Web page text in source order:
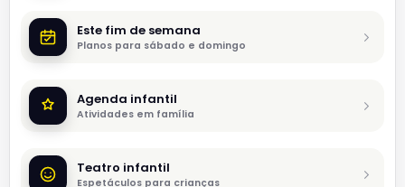
Este fim de semana
Planos para sábado e domingo
Agenda infantil
Atividades em família
Teatro infantil
Espetáculos para crianças